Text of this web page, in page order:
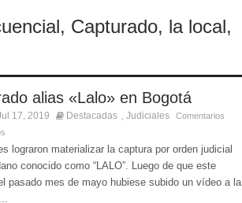
, Capturado, la local,
alias «Lalo» en Bogotá
17, 2019 Destacadas Judiciales
Comentarios
lograron materializar la captura por orden judicial
conocido como “LALO”. Luego de que este
pasado mes de mayo hubiese subido un vídeo a la